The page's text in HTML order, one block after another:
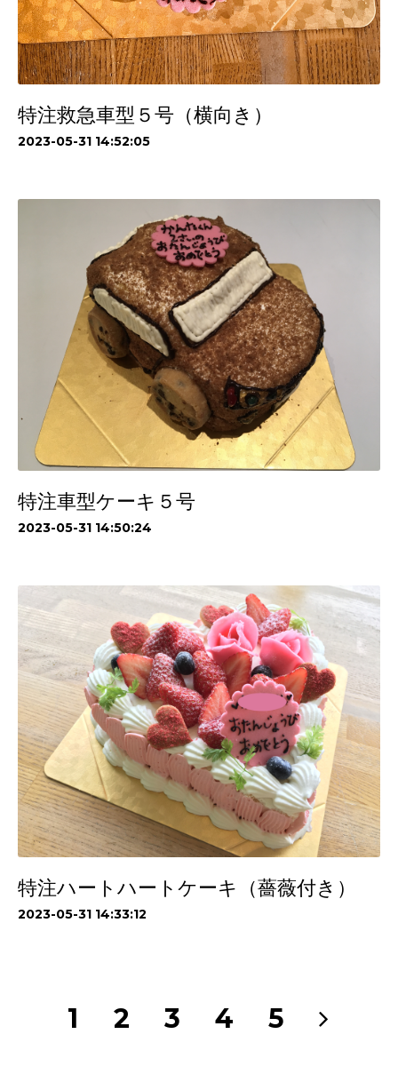
特注救急車型５号（横向き）
2023-05-31 14:52:05
特注車型ケーキ５号
2023-05-31 14:50:24
特注ハートハートケーキ（薔薇付き）
2023-05-31 14:33:12
1 2 3 4 5